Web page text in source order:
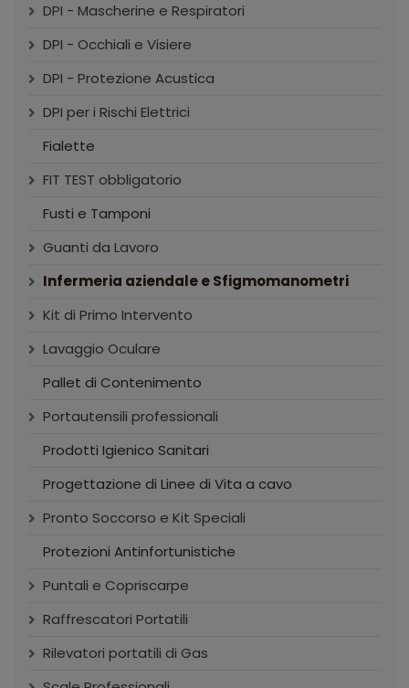
DPI - Mascherine e Respiratori
DPI - Occhiali e Visiere
DPI - Protezione Acustica
DPI per i Rischi Elettrici
Fialette
FIT TEST obbligatorio
Fusti e Tamponi
Guanti da Lavoro
Infermeria aziendale e Sfigmomanometri
Kit di Primo Intervento
Lavaggio Oculare
Pallet di Contenimento
Portautensili professionali
Prodotti Igienico Sanitari
Progettazione di Linee di Vita a cavo
Pronto Soccorso e Kit Speciali
Protezioni Antinfortunistiche
Puntali e Copriscarpe
Raffrescatori Portatili
Rilevatori portatili di Gas